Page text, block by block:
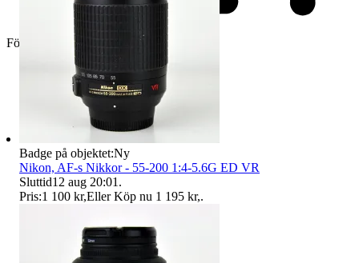
Företag
Badge på objektet:Ny
Nikon, AF-s Nikkor - 55-200 1:4-5.6G ED VR
Sluttid12 aug 20:01 .
Pris:1 100 kr,Eller Köp nu 1 195 kr,.